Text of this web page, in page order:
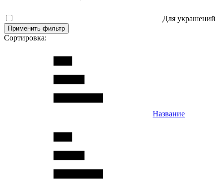
Для украшений
Применить фильтр
Сортировка:
Название